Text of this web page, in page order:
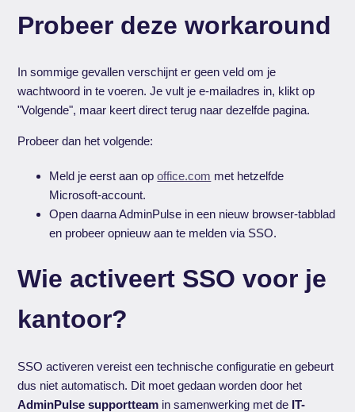
Probeer deze workaround
In sommige gevallen verschijnt er geen veld om je
wachtwoord in te voeren. Je vult je e-mailadres in, klikt op
"Volgende", maar keert direct terug naar dezelfde pagina.
Probeer dan het volgende:
Meld je eerst aan opoffice.com met hetzelfde
Microsoft-account.
Open daarna AdminPulse in een nieuw browser-tabblad
en probeer opnieuw aan te melden via SSO.
Wie activeert SSO voor je
kantoor?
SSO activeren vereist een technische configuratie en gebeurt
dus niet automatisch. Dit moet gedaan worden door het
AdminPulse supportteam in samenwerking met de IT-